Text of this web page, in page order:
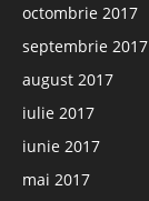
octombrie 2017
septembrie 2017
august 2017
iulie 2017
iunie 2017
mai 2017